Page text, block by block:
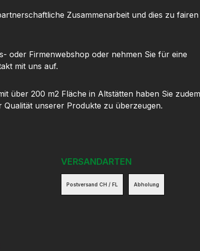
Zusammenarbeit und dies zu fairen
oder Firmenwebshop oder nehmen Sie für eine
mit uns auf.
über 200 m2 Fläche in Altstätten haben Sie zudem
Qualität unserer Produkte zu überzeugen.
VERSANDARTEN
Postversand CH / FL Abholung